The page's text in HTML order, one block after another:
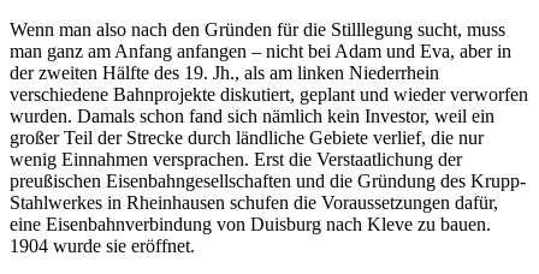
Wenn man also nach den Gründen für die Stilllegung sucht, muss
man ganz am Anfang anfangen – nicht bei Adam und Eva, aber in
der zweiten Hälfte des 19. Jh., als am linken Niederrhein
verschiedene Bahnprojekte diskutiert, geplant und wieder verworfen
wurden. Damals schon fand sich nämlich kein Investor, weil ein
großer Teil der Strecke durch ländliche Gebiete verlief, die nur
wenig Einnahmen versprachen. Erst die Verstaatlichung der
preußischen Eisenbahngesellschaften und die Gründung des Krupp-
Stahlwerkes in Rheinhausen schufen die Voraussetzungen dafür,
eine Eisenbahnverbindung von Duisburg nach Kleve zu bauen.
1904 wurde sie eröffnet.